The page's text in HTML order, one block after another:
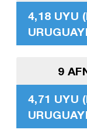
4,18 UYU
9
4,71 UYU